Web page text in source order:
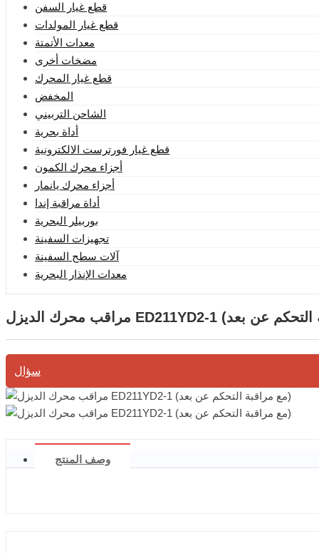
قطع غيار السفن
قطع غيار المولدات
معدات الأتمتة
مضخات أخرى
قطع غيار المحرك
المخفض
الشاحن التربيني
أداة بحرية
قطع غيار فورترست الالكترونية
أجزاء محرك الكمون
أجزاء محرك يانمار
أداة مراقبة إندا
بوربيلر البحرية
تجهيزات السفينة
آلات سطح السفينة
معدات الإنذار البحرية
سؤال
وصف المنتج